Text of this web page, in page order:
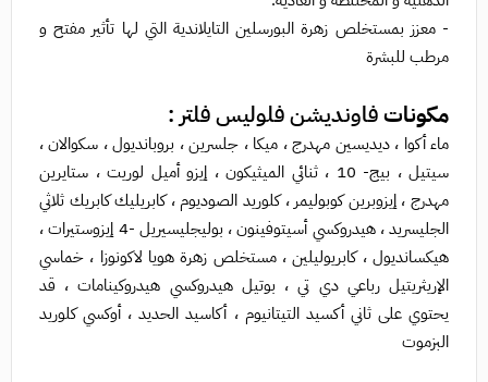
- معزز بمستخلص زهرة البورسلين التايلاندية التي لها تأثير مفتح و
مرطب للبشرة
مكوناتفاونديشن فلوليس فلتر :
ماء أكوا ، ديديسين مهدرج ، ميكا ، جلسرين ، بروبانديول ، سكوالان ،
سيتيل ، بيج- 10 ، ثنائي الميثيكون ، إيزو أميل لوريت ، ستايرين
مهدرج ، إيزوبرين كوبوليمر ، كلوريد الصوديوم ، كابريليك كابريك ثلاثي
الجليسريد ، هيدروكسي أسيتوفينون ، بوليجليسيريل -4 إيزوستيرات ،
هيكسانديول ، كابريوليلين ، مستخلص زهرة هويا لاكونوزا ، خماسي
الإريثريتيل رباعي دي تي ، بوتيل هيدروكسي هيدروكينامات ، قد
يحتوي على ثاني أكسيد التيتانيوم ، أكاسيد الحديد ، أوكسي كلوريد
البزموت